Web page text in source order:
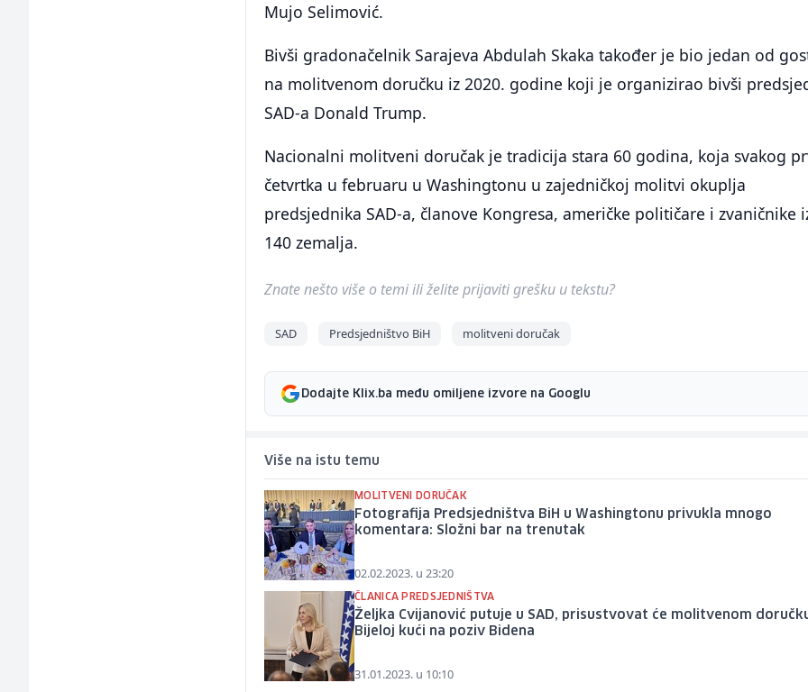
Mujo Selimović.
Bivši gradonačelnik Sarajeva Abdulah Skaka također je bio jedan od
na molitvenom doručku iz 2020. godine koji je organizirao bivši
SAD-a Donald Trump.
Nacionalni molitveni doručak je tradicija stara 60 godina, koja svakog
četvrtka u februaru u Washingtonu u zajedničkoj molitvi okuplja
predsjednika SAD-a, članove Kongresa, američke političare i zvaničnike
140 zemalja.
Znate nešto više o temi ili želite prijaviti grešku u tekstu?
SAD Predsjedništvo BiH molitveni doručak
Dodajte Klix.ba među omiljene izvore na Googlu
Više na istu temu
MOLITVENI DORUČAK
Fotografija Predsjedništva BiH u Washingtonu privukla mnogo
komentara: Složni bar na trenutak
02.02.2023. u 23:20
ČLANICA PREDSJEDNIŠTVA
Željka Cvijanović putuje u SAD, prisustvovat će molitvenom
Bijeloj kući na poziv Bidena
31.01.2023. u 10:10